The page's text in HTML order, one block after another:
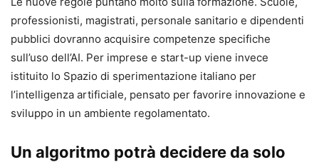
professionisti, magistrati, personale sanitario e dipendenti
pubblici dovranno acquisire competenze specifiche
sull’uso dell’AI. Per imprese e start-up viene invece
istituito lo Spazio di sperimentazione italiano per
l’intelligenza artificiale, pensato per favorire innovazione e
sviluppo in un ambiente regolamentato.
Un algoritmo potrà decidere da solo